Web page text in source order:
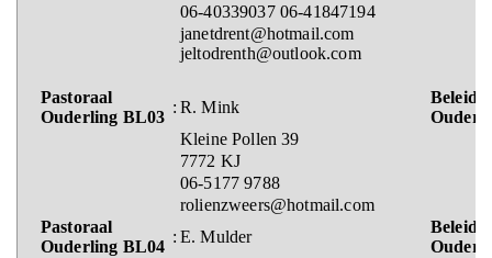
06-40339037 06-41847194
janetdrent@hotmail.com
jeltodrenth@outlook.com
Pastoraal
Ouderling BL03
: R. Mink
Beleids
Kleine Pollen 39
7772 KJ
06-5177 9788
rolienzweers@hotmail.com
Pastoraal
Ouderling BL04
: E. Mulder
Beleids